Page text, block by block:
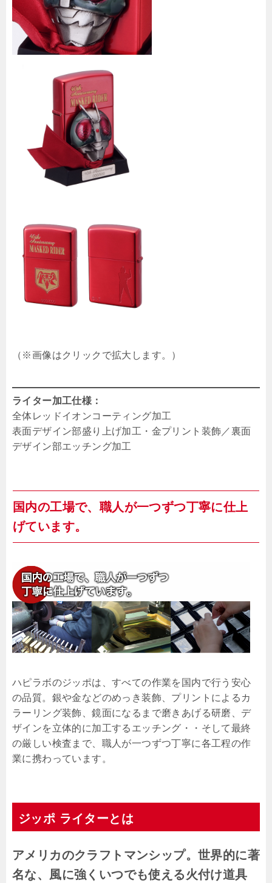
（※画像はクリックで拡大します。）
ライター加工仕様：
全体レッドイオンコーティング加工
表面デザイン部盛り上げ加工・金プリント装飾／裏面
デザイン部エッチング加工
国内の工場で、職人が一つずつ丁寧に仕上
げています。
ハピラボのジッポは、すべての作業を国内で行う安心
の品質。銀や金などのめっき装飾、プリントによるカ
ラーリング装飾、鏡面になるまで磨きあげる研磨、デ
ザインを立体的に加工するエッチング・・そして最終
の厳しい検査まで、職人が一つずつ丁寧に各工程の作
業に携わっています。
ジッポ ライターとは
アメリカのクラフトマンシップ。世界的に著
名な、風に強くいつでも使える火付け道具